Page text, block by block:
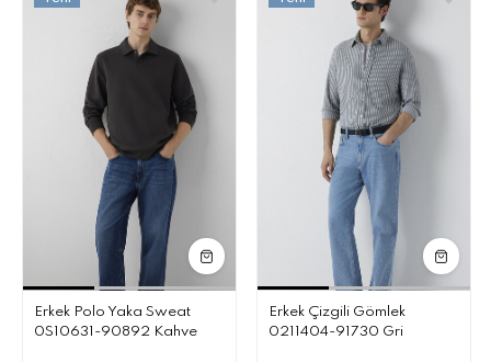
Erkek Polo Yaka Sweat
0S10631-90892 Kahve
Erkek Çizgili Gömlek
0211404-91730 Gri